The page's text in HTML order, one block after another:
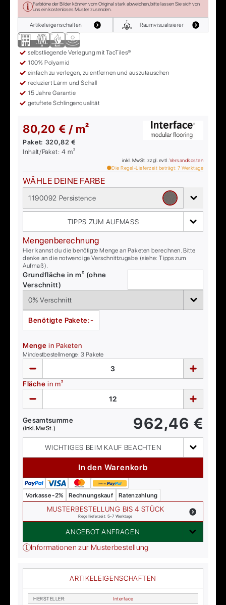
Farbtöne der Bilder können vom Original stark abweichen, bitte lassen Sie sich von
uns ein kostenloses Muster zusenden.
Artikeleigenschaften Raumvisualisierer
selbstliegende Verlegung mit TacTiles®
100% Polyamid
einfach zu verlegen, zu entfernen und auszutauschen
reduziert Lärm und Schall
15 Jahre Garantie
getuftete Schlingenqualität
80,20 € / m²
Paket: 320,82 €
Inhalt/Paket:4 m²
inkl. MwSt. zzgl. evtl. Versandkosten
Die Regel-Lieferzeit beträgt: 7 Werktage
WÄHLE DEINE FARBE
1190092 Persistence
TIPPS ZUM AUFMASS
Mengenberechnung
Hier kannst du die benötigte Menge an Paketen berechnen. Bitte
denke an die notwendige Verschnittzugabe (siehe: Tipps zum
Aufmaß).
Grundfläche in m² (ohne
Verschnitt)
Benötigte Pakete:-
Menge in Paketen
Mindestbestellmenge:3 Pakete
Fläche in m²
Gesamtsumme
(inkl. MwSt.) 962,46 €
WICHTIGES BEIM KAUF BEACHTEN
In den Warenkorb
Vorkasse -2% Rechnungskauf Ratenzahlung
MUSTERBESTELLUNG BIS 4 STÜCK
Regellieferzeit: 5-7 Werktage
ANGEBOT ANFRAGEN
Informationen zur Musterbestellung
ARTIKELEIGENSCHAFTEN
HER­STEL­LER:
In­ter­face